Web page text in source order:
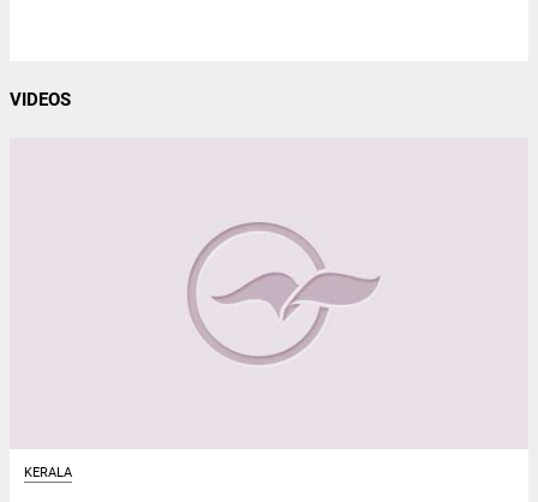
VIDEOS
KERALA